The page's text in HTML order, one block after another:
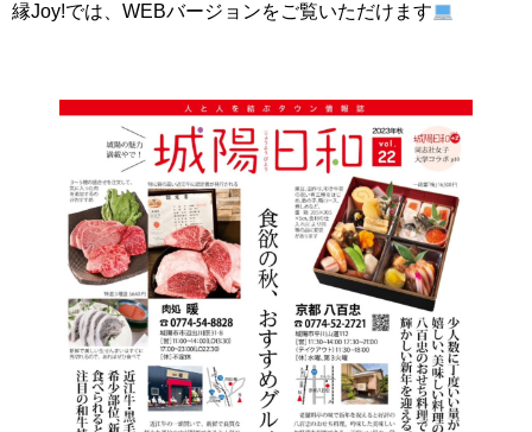
縁Joy!では、WEBバージョンをご覧いただけます